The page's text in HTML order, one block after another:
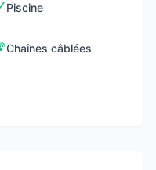
Piscine
Chaînes câblées